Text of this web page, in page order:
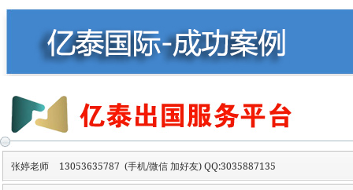
张婷老师 13053635787 (手机/微信 加好友) QQ:3035887135